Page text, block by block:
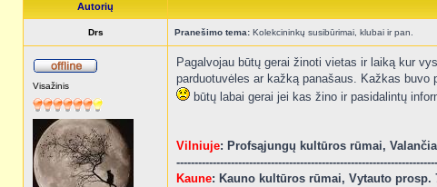
Autorių
Drs Pranešimo tema: Kolekcininkų susibūrimai, klubai ir pan.
Visažinis
Pagalvojau būtų gerai žinoti vietas ir laiką kur
parduotuvėles ar kažką panašaus. Kažkas
būtų labai gerai jei kas žino ir pasidalintų
Vilniuje: Profsąjungų kultūros rūmai,
Kaune: Kauno kultūros rūmai, Vytauto prosp.